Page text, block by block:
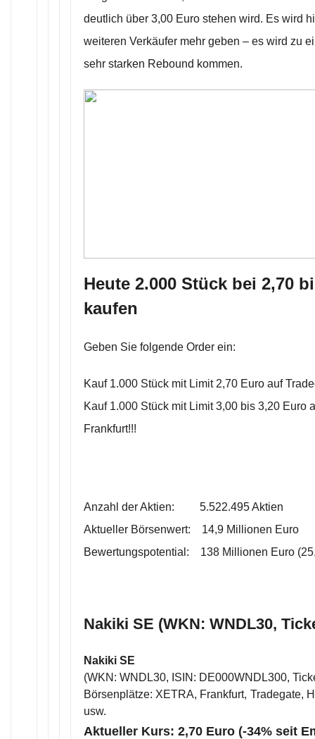
deutlich über 3,00 Euro stehen wird. Es wird
weiteren Verkäufer mehr geben – es wird zu
sehr starken Rebound kommen.
Heute 2.000 Stück bei 2,70
kaufen
Geben Sie folgende Order ein:
Kauf 1.000 Stück mit Limit 2,70 Euro auf
Kauf 1.000 Stück mit Limit 3,00 bis 3,20 Euro
Frankfurt!!!
Anzahl der Aktien: 5.522.495 Aktien
Aktueller Börsenwert: 14,9 Millionen Euro
Bewertungspotential: 138 Millionen Euro
Nakiki SE (WKN: WNDL30,
Nakiki SE
(WKN: WNDL30, ISIN: DE000WNDL300,
Börsenplätze: XETRA, Frankfurt, Tradegate,
usw.
Aktueller Kurs: 2,70 Euro (-34% seit